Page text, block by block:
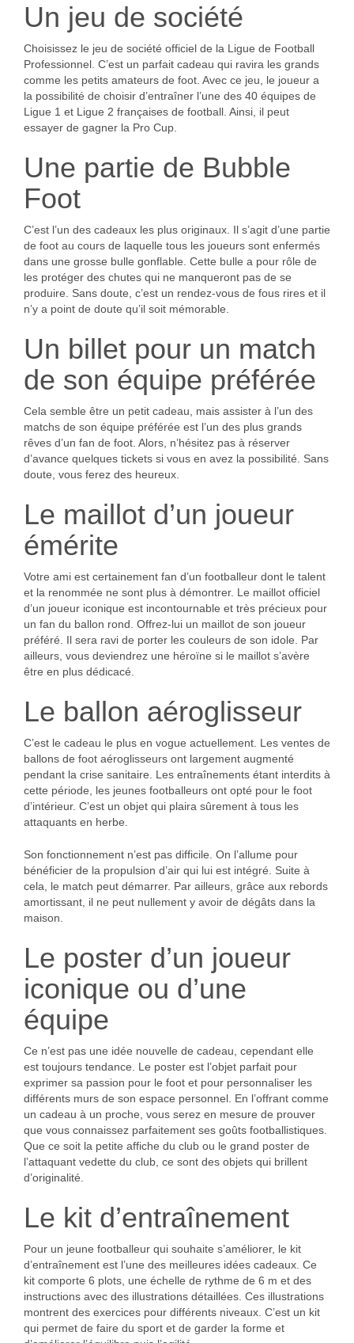
Un jeu de société
Choisissez le jeu de société officiel de la Ligue de Football
Professionnel. C’est un parfait cadeau qui ravira les grands
comme les petits amateurs de foot. Avec ce jeu, le joueur a
la possibilité de choisir d’entraîner l’une des 40 équipes de
Ligue 1 et Ligue 2 françaises de football. Ainsi, il peut
essayer de gagner la Pro Cup.
Une partie de Bubble
Foot
C’est l’un des cadeaux les plus originaux. Il s’agit d’une partie
de foot au cours de laquelle tous les joueurs sont enfermés
dans une grosse bulle gonflable. Cette bulle a pour rôle de
les protéger des chutes qui ne manqueront pas de se
produire. Sans doute, c’est un rendez-vous de fous rires et il
n’y a point de doute qu’il soit mémorable.
Un billet pour un match
de son équipe préférée
Cela semble être un petit cadeau, mais assister à l’un des
matchs de son équipe préférée est l’un des plus grands
rêves d’un fan de foot. Alors, n’hésitez pas à réserver
d’avance quelques tickets si vous en avez la possibilité. Sans
doute, vous ferez des heureux.
Le maillot d’un joueur
émérite
Votre ami est certainement fan d’un footballeur dont le talent
et la renommée ne sont plus à démontrer. Le maillot officiel
d’un joueur iconique est incontournable et très précieux pour
un fan du ballon rond. Offrez-lui un maillot de son joueur
préféré. Il sera ravi de porter les couleurs de son idole. Par
ailleurs, vous deviendrez une héroïne si le maillot s’avère
être en plus dédicacé.
Le ballon aéroglisseur
C’est le cadeau le plus en vogue actuellement. Les ventes de
ballons de foot aéroglisseurs ont largement augmenté
pendant la crise sanitaire. Les entraînements étant interdits à
cette période, les jeunes footballeurs ont opté pour le foot
d’intérieur. C’est un objet qui plaira sûrement à tous les
attaquants en herbe.
Son fonctionnement n’est pas difficile. On l’allume pour
bénéficier de la propulsion d’air qui lui est intégré. Suite à
cela, le match peut démarrer. Par ailleurs, grâce aux rebords
amortissant, il ne peut nullement y avoir de dégâts dans la
maison.
Le poster d’un joueur
iconique ou d’une
équipe
Ce n’est pas une idée nouvelle de cadeau, cependant elle
est toujours tendance. Le poster est l’objet parfait pour
exprimer sa passion pour le foot et pour personnaliser les
différents murs de son espace personnel. En l’offrant comme
un cadeau à un proche, vous serez en mesure de prouver
que vous connaissez parfaitement ses goûts footballistiques.
Que ce soit la petite affiche du club ou le grand poster de
l’attaquant vedette du club, ce sont des objets qui brillent
d’originalité.
Le kit d’entraînement
Pour un jeune footballeur qui souhaite s’améliorer, le kit
d’entraînement est l’une des meilleures idées cadeaux. Ce
kit comporte 6 plots, une échelle de rythme de 6 m et des
instructions avec des illustrations détaillées. Ces illustrations
montrent des exercices pour différents niveaux. C’est un kit
qui permet de faire du sport et de garder la forme et